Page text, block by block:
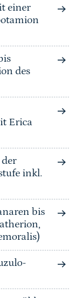
einer
des
Erica
inkl.
bis